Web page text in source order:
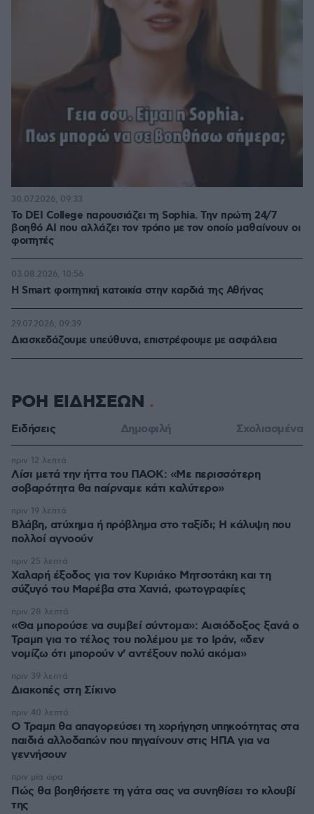
Το DEI College παρουσιάζει τη Sophia. Την πρώτη 24/7
βοηθό AI που αλλάζει τον τρόπο με τον οποίο μαθαίνουν οι
φοιτητές
30.07.2026, 09:33
Η Smart φοιτητική κατοικία στην καρδιά της Αθήνας
03.08.2026, 10:56
Διασκεδάζουμε υπεύθυνα, επιστρέφουμε με ασφάλεια
29.07.2026, 09:39
ΡΟΗ ΕΙΔΗΣΕΩΝ
Ειδήσεις Δημοφιλή Σχολιασμένα
Λίσι μετά την ήττα του ΠΑΟΚ: «Με περισσότερη
σοβαρότητα θα παίρναμε κάτι καλύτερο»
πριν 12 λεπτά
Βλάβη, ατύχημα ή πρόβλημα στο ταξίδι; Η κάλυψη που
πολλοί αγνοούν
πριν 19 λεπτά
Χαλαρή έξοδος για τον Κυριάκο Μητσοτάκη και τη
σύζυγό του Μαρέβα στα Χανιά, φωτογραφίες
πριν 25 λεπτά
«Θα μπορούσε να συμβεί σύντομα»: Αισιόδοξος ξανά ο
Τραμπ για το τέλος του πολέμου με το Ιράν, «δεν
νομίζω ότι μπορούν ν' αντέξουν πολύ ακόμα»
πριν 28 λεπτά
Διακοπές στη Σίκινο
πριν 39 λεπτά
Ο Τραμπ θα απαγορεύσει τη χορήγηση υπηκοότητας στα
παιδιά αλλοδαπών που πηγαίνουν στις ΗΠΑ για να
γεννήσουν
πριν 40 λεπτά
Πώς θα βοηθήσετε τη γάτα σας να συνηθίσει το κλουβί
της
πριν μία ώρα